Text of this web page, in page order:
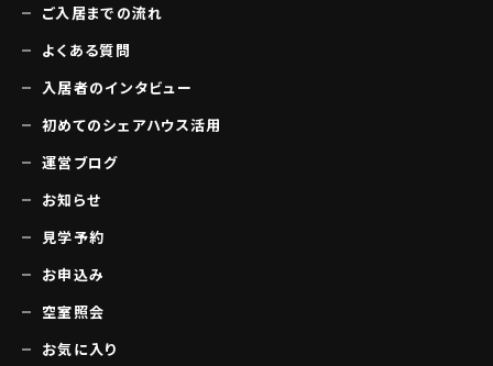
ご入居までの流れ
よくある質問
入居者のインタビュー
初めてのシェアハウス活用
運営ブログ
お知らせ
見学予約
お申込み
空室照会
お気に入り